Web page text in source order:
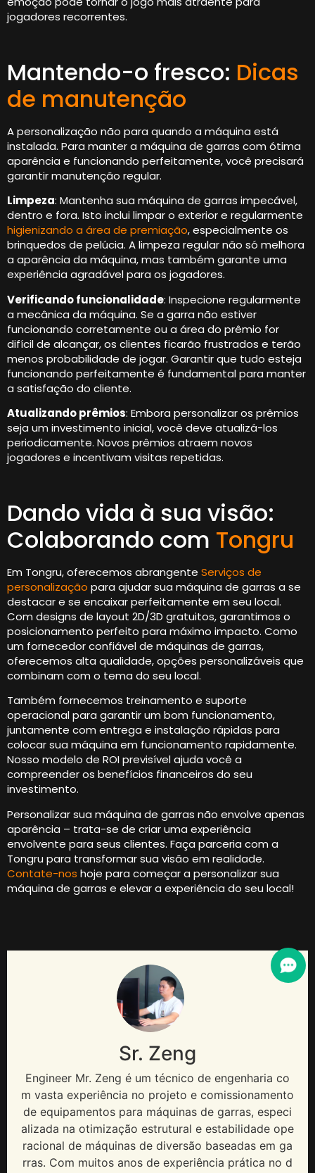
jogadores recorrentes.
Mantendo-o fresco: Dicas
de manutenção
A personalização não para quando a máquina está
instalada. Para manter a máquina de garras com ótima
aparência e funcionando perfeitamente, você precisará
garantir manutenção regular.
Limpeza: Mantenha sua máquina de garras impecável,
dentro e fora. Isto inclui limpar o exterior e regularmente
higienizando a área de premiação, especialmente os
brinquedos de pelúcia. A limpeza regular não só melhora
a aparência da máquina, mas também garante uma
experiência agradável para os jogadores.
Verificando funcionalidade: Inspecione regularmente
a mecânica da máquina. Se a garra não estiver
funcionando corretamente ou a área do prêmio for
difícil de alcançar, os clientes ficarão frustrados e terão
menos probabilidade de jogar. Garantir que tudo esteja
funcionando perfeitamente é fundamental para manter
a satisfação do cliente.
Atualizando prêmios: Embora personalizar os prêmios
seja um investimento inicial, você deve atualizá-los
periodicamente. Novos prêmios atraem novos
jogadores e incentivam visitas repetidas.
Dando vida à sua visão:
Colaborando com Tongru
Em Tongru, oferecemos abrangente Serviços de
personalização para ajudar sua máquina de garras a se
destacar e se encaixar perfeitamente em seu local.
Com designs de layout 2D/3D gratuitos, garantimos o
posicionamento perfeito para máximo impacto. Como
um fornecedor confiável de máquinas de garras,
oferecemos alta qualidade, opções personalizáveis ​​que
combinam com o tema do seu local.
Também fornecemos treinamento e suporte
operacional para garantir um bom funcionamento,
juntamente com entrega e instalação rápidas para
colocar sua máquina em funcionamento rapidamente.
Nosso modelo de ROI previsível ajuda você a
compreender os benefícios financeiros do seu
investimento.
Personalizar sua máquina de garras não envolve apenas
aparência – trata-se de criar uma experiência
envolvente para seus clientes. Faça parceria com a
Tongru para transformar sua visão em realidade.
Contate-nos hoje para começar a personalizar sua
máquina de garras e elevar a experiência do seu local!
Sr. Zeng
Engineer Mr. Zeng é um técnico de engenharia co
m vasta experiência no projeto e comissionamento
de equipamentos para máquinas de garras, especi
alizada na otimização estrutural e estabilidade ope
racional de máquinas de diversão baseadas em ga
rras. Com muitos anos de experiência prática no d